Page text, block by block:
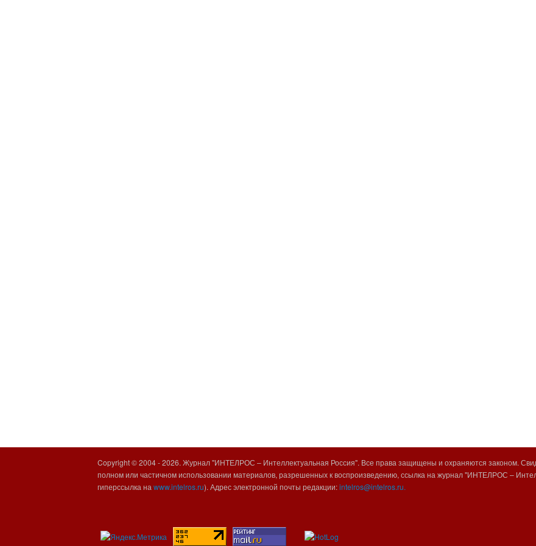
Copyright © 2004 -2026. Журнал "ИНТЕЛРОС – Интеллектуальная Россия". Все права защищены и охраняются законом.
полном или частичном использовании материалов, разрешенных к воспроизведению, ссылка на журнал "ИНТЕЛРОС –
гиперссылка на www.intelros.ru). Адрес электронной почты редакции:intelros@intelros.ru.